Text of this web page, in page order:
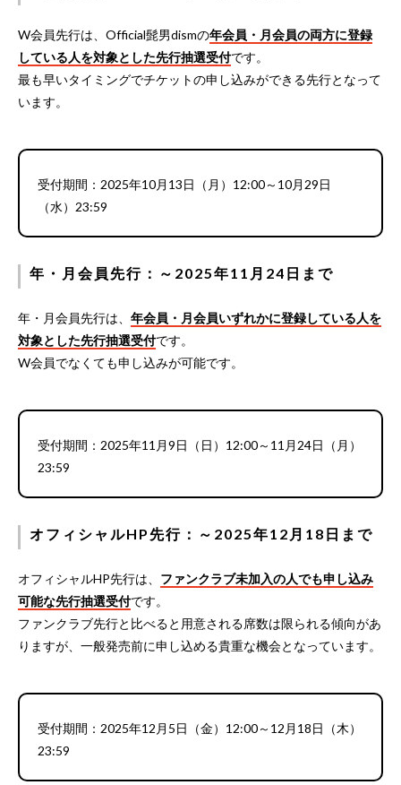
W会員先行は、Official髭男dismの年会員・月会員の両方に登録
している人を対象とした先行抽選受付です。
最も早いタイミングでチケットの申し込みができる先行となって
います。
受付期間：2025年10月13日（月）12:00～10月29日
（水）23:59
年・月会員先行：～2025年11月24日まで
年・月会員先行は、 年会員・月会員いずれかに登録している人を
対象とした先行抽選受付です。
W会員でなくても申し込みが可能です。
受付期間：2025年11月9日（日）12:00～11月24日（月）
23:59
オフィシャルHP先行：～2025年12月18日まで
オフィシャルHP先行は、 ファンクラブ未加入の人でも申し込み
可能な先行抽選受付です。
ファンクラブ先行と比べると用意される席数は限られる傾向があ
りますが、一般発売前に申し込める貴重な機会となっています。
受付期間：2025年12月5日（金）12:00～12月18日（木）
23:59